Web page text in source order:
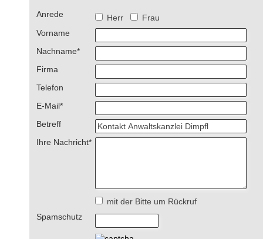
Anrede Herr
Frau
Vorname
Nachname*
Firma
Telefon
E-Mail*
Betreff
Ihre Nachricht*
mit der Bitte um Rückruf
Spamschutz